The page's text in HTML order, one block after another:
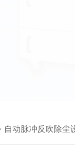
自动脉冲反吹除尘